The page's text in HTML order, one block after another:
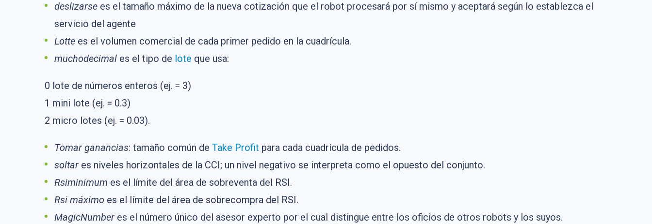
deslizarse es el tamaño máximo de la nueva cotización que el robot procesará por sí mismo y aceptará según lo establezca el
servicio del agente
Lotte es el volumen comercial de cada primer pedido en la cuadrícula.
muchodecimal es el tipo de lote que usa:
0 lote de números enteros (ej. = 3)
1 mini lote (ej. = 0.3)
2 micro lotes (ej. = 0.03).
Tomar ganancias: tamaño común de Take Profit para cada cuadrícula de pedidos.
soltar es niveles horizontales de la CCI; un nivel negativo se interpreta como el opuesto del conjunto.
Rsiminimum es el límite del área de sobreventa del RSI.
Rsi máximo es el límite del área de sobrecompra del RSI.
MagicNumber es el número único del asesor experto por el cual distingue entre los oficios de otros robots y los suyos.